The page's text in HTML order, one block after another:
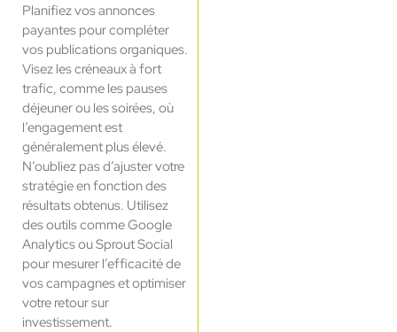
Planifiez vos annonces
payantes pour compléter
vos publications organiques.
Visez les créneaux à fort
trafic, comme les pauses
déjeuner ou les soirées, où
l’engagement est
généralement plus élevé.
N’oubliez pas d’ajuster votre
stratégie en fonction des
résultats obtenus. Utilisez
des outils comme Google
Analytics ou Sprout Social
pour mesurer l’efficacité de
vos campagnes et optimiser
votre retour sur
investissement.